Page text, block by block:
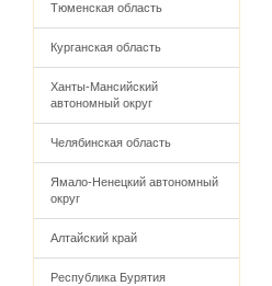
Тюменская область
Курганская область
Ханты-Мансийский
автономный округ
Челябинская область
Ямало-Ненецкий автономный
округ
Алтайский край
Республика Бурятия